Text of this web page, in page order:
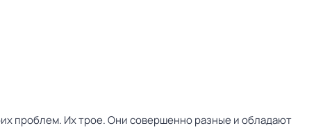
проблем. Их трое. Они совершенно разные и обладают